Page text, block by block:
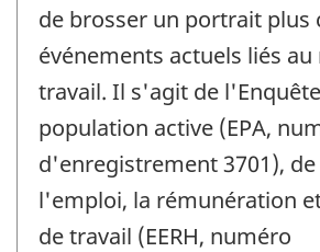
de brosser un portrait plus
événements actuels liés
travail. Il s'agit de
population active (EPA,
d'enregistrement 3701),
l'emploi, la rémunération
de travail (EERH, numéro